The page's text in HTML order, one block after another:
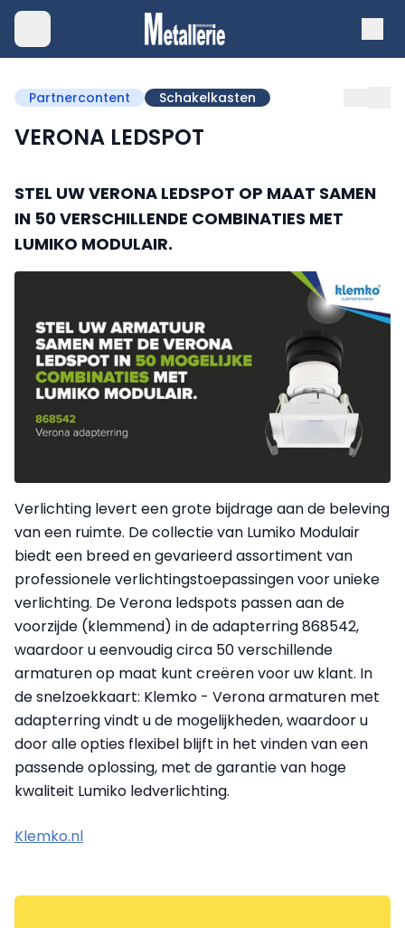
Partnercontent Schakelkasten
VERONA LEDSPOT
STEL UW VERONA LEDSPOT OP MAAT SAMEN
IN 50 VERSCHILLENDE COMBINATIES MET
LUMIKO MODULAIR.
Verlichting levert een grote bijdrage aan de beleving
van een ruimte. De collectie van Lumiko Modulair
biedt een breed en gevarieerd assortiment van
professionele verlichtingstoepassingen voor unieke
verlichting. De Verona ledspots passen aan de
voorzijde (klemmend) in de adapterring 868542,
waardoor u eenvoudig circa 50 verschillende
armaturen op maat kunt creëren voor uw klant. In
de snelzoekkaart: Klemko - Verona armaturen met
adapterring vindt u de mogelijkheden, waardoor u
door alle opties flexibel blijft in het vinden van een
passende oplossing, met de garantie van hoge
kwaliteit Lumiko ledverlichting.
Klemko.nl